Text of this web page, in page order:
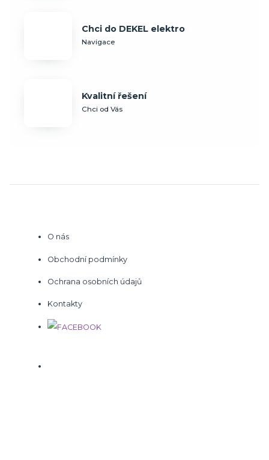
Chci do DEKEL elektro
Navigace
Kvalitní řešení
Chci od Vás
O nás
Obchodní podmínky
Ochrana osobních údajů
Kontakty